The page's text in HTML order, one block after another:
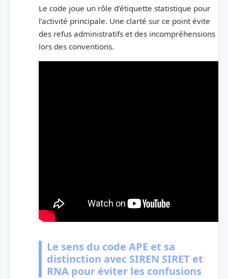
Le code joue un rôle d’étiquette statistique pour
l’activité principale. Une clarté sur ce point évite
des refus administratifs et des incompréhensions
lors des conventions.
Le sens du code APE et sa
distinction avec SIREN SIRET et
RNA pour éviter les confusions